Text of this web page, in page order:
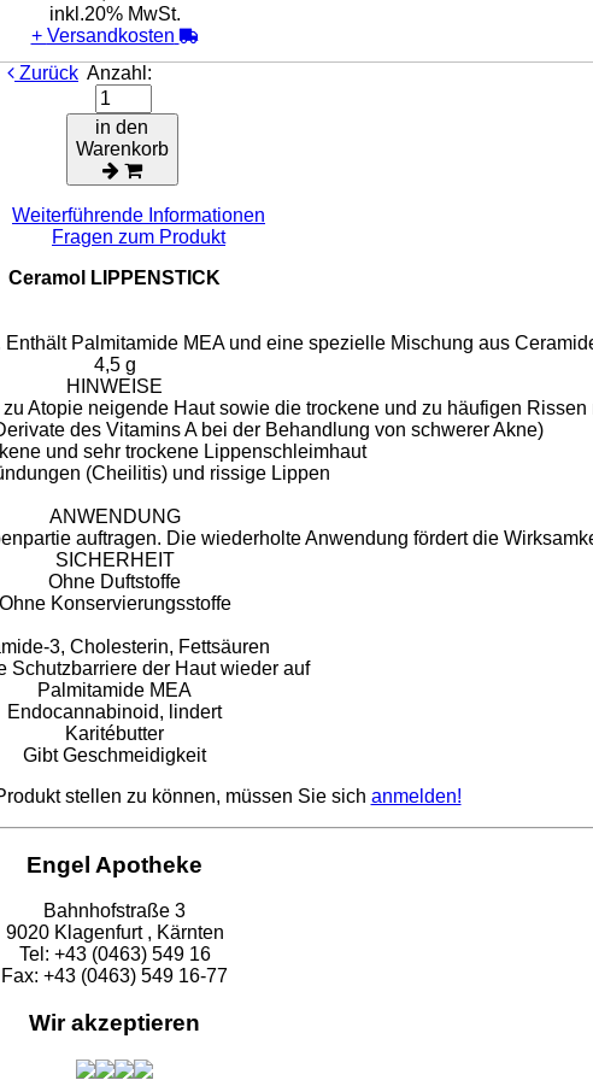
inkl.20% MwSt.
+ Versandkosten
Zurück Anzahl:
in den
Warenkorb
Weiterführende Informationen
Fragen zum Produkt
Ceramol LIPPENSTICK
Palmitamide MEA und eine spezielle Mischung aus
4,5 g
HINWEISE
Atopie neigende Haut sowie die trockene und zu häufigen
des Vitamins A bei der Behandlung von schwerer Akne)
und sehr trockene Lippenschleimhaut
(Cheilitis) und rissige Lippen
ANWENDUNG
auftragen. Die wiederholte Anwendung fördert die
SICHERHEIT
Ohne Duftstoffe
Ohne Konservierungsstoffe
3, Cholesterin, Fettsäuren
Schutzbarriere der Haut wieder auf
Palmitamide MEA
Endocannabinoid, lindert
Karitébutter
Gibt Geschmeidigkeit
stellen zu können, müssen Sie sich anmelden!
Engel Apotheke
Bahnhofstraße 3
9020 Klagenfurt , Kärnten
Tel: +43 (0463) 549 16
Fax: +43 (0463) 549 16-77
Wir akzeptieren